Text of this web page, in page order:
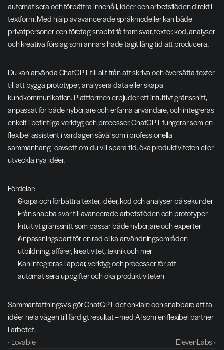
automatisera och förbättra innehåll, idéer och arbetsflöden direkt i
textform. Med hjälp av avancerade språkmodeller kan både
privatpersoner och företag snabbt få fram svar, texter, kod, analyser
och kreativa förslag som annars hade tagit lång tid att producera.
Du kan använda ChatGPT till allt från att skriva och översätta texter
till att bygga prototyper, analysera data eller skapa
kundkommunikation. Plattformen erbjuder ett intuitivt gränssnitt,
anpassat för både nybörjare och erfarna användare, och integreras
enkelt i befintliga verktyg och processer. ChatGPT fungerar som en
flexibel assistent i vardagen såväl som i professionella
sammanhang - oavsett om du vill spara tid, öka produktiviteten eller
utveckla nya idéer.
Fördelar:
Skapa och förbättra texter, idéer, kod och analyser på sekunder
Från snabba svar till avancerade arbetsflöden och prototyper
Intuitivt gränssnitt som passar både nybörjare och experter
Anpassningsbart för en rad olika användningsområden –
utbildning, affärer, kreativitet, teknik och mer
Kan integreras i appar, verktyg och processer för att
automatisera uppgifter och öka produktiviteten
Sammanfattningsvis gör ChatGPT det enklare och snabbare att ta
idéer hela vägen till färdigt resultat – med AI som en flexibel partner
i arbetet.
‹ Lovable
ElevenLabs ›